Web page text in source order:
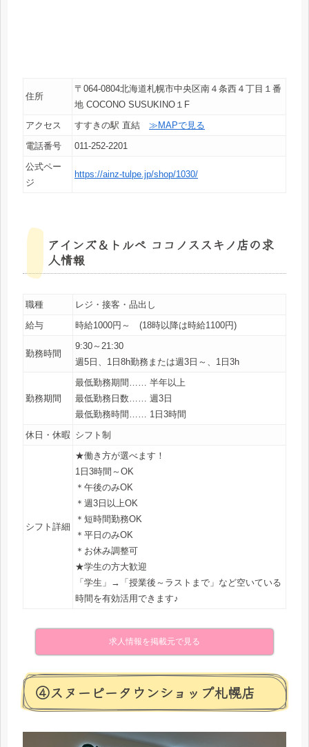
住所
〒064-0804北海道札幌市中央区南４条西４丁目１番
地 COCONO SUSUKINO１F
アクセス
すすきの駅 直結 ≫MAPで見る
電話番号
011-252-2201
公式ペー
ジ
https://ainz-tulpe.jp/shop/1030/
アインズ＆トルぺ ココノススキノ店の求
人情報
職種
レジ・接客・品出し
給与
時給1000円～ (18時以降は時給1100円)
勤務時間
9:30～21:30
週5日、1日8h勤務または週3日～、1日3h
勤務期間
最低勤務期間…… 半年以上
最低勤務日数…… 週3日
最低勤務時間…… 1日3時間
休日・休暇 シフト制
シフト詳細
★働き方が選べます！
1日3時間～OK
＊午後のみOK
＊週3日以上OK
＊短時間勤務OK
＊平日のみOK
＊お休み調整可
★学生の方大歓迎
「学生」→「授業後～ラストまで」など空いている
時間を有効活用できます♪
求人情報を掲載元で見る
④スヌーピータウンショップ札幌店